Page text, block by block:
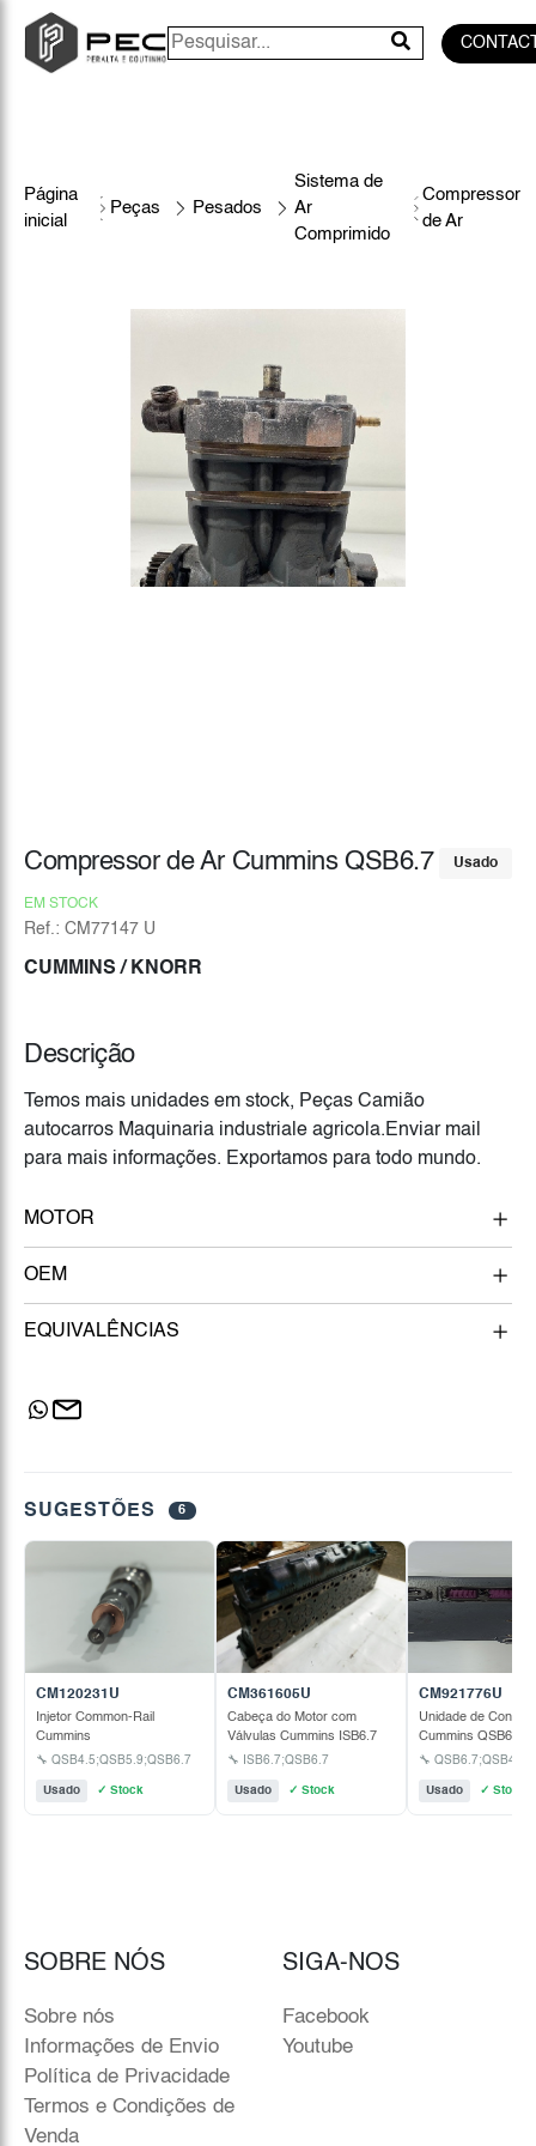
Página
inicial
Peças Pesados
Sistema de
Ar
Comprimido
Compressor
de Ar
Usado
Compressor de Ar Cummins QSB6.7
EM STOCK
Ref.: CM77147 U
CUMMINS / KNORR
Descrição
Temos mais unidades em stock, Peças Camião
autocarros Maquinaria industriale agricola.Enviar mail
para mais informações. Exportamos para todo mundo.
MOTOR
OEM
EQUIVALÊNCIAS
SUGESTÕES 6
CM120231U
Injetor Common-Rail
Cummins
🔧 QSB4.5;QSB5.9;QSB6.7
Usado ✓ Stock
CM361605U
Cabeça do Motor com
Válvulas Cummins ISB6.7
🔧 ISB6.7;QSB6.7
Usado ✓ Stock
CM921776U
Unidade de
Cummins
Usado ✓ Stock
SOBRE NÓS
Sobre nós
Informações de Envio
Política de Privacidade
Termos e Condições de
Venda
SIGA-NOS
Facebook
Youtube